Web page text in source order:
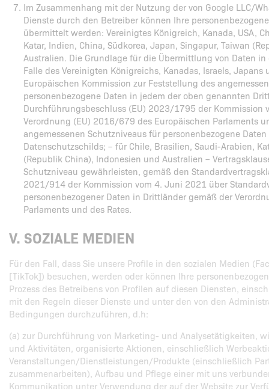
Im Zusammenhang mit der Nutzung der von Google LLC/
Dienste durch den Betreiber können Ihre
übermittelt werden: Vereinigtes Königreich, Kanada, USA,
Katar, Indien, China, Südkorea, Japan, Singapur, Taiwan
Australien. Die Grundlage für die Übermittlung von Daten
Falle des Vereinigten Königreichs, Kanadas, Israels,
Europäischen Kommission zur Feststellung des
personenbezogene Daten in jedem der oben genannten
Durchführungsbeschluss (EU) 2023/1795 der Kommission
Verordnung (EU) 2016/679 des Europäischen Parlaments
angemessenen Schutzniveaus für personenbezogene
Datenschutzschilds; – für Chile, Brasilien, Saudi-Arabien,
(Republik China), Indonesien und Australien –
Schutzniveau gewährleisten, gemäß den
2021/914 der Kommission vom 4. Juni 2021 über
personenbezogener Daten in Drittländer gemäß der
Parlaments und des Rates.
V. SOZIALE MEDIEN
Für den Fall, dass Sie unsere Profile in den sozialen Medien
[TikTok]) besuchen, werden oder können Ihre
Prozess des Betreibens von Profilen auf diesen Diensten,
mit den Regeln dieser Dienste und unter den von den
Bedingungen durchzuführen, d.h:
(a) zur Durchführung von Marketing- und Analysetätigkeiten,
und Aktivitäten, organisierte Aktionen, einschließlich
Veranstaltungen/Dienstleistungen/Produkte (einschließlich
zusammenarbeiten), Aufbau und Pflege einer mit uns
Kommunikation unter Verwendung der auf der Website zur